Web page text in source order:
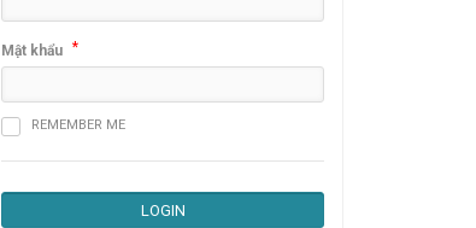
Mật khẩu *
REMEMBER ME